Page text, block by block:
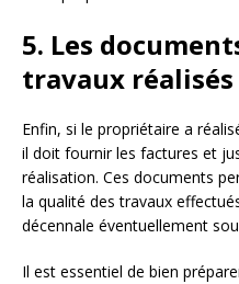
5. Les
travaux réalisés
Enfin, si le propriétaire a
il doit fournir les factures et
réalisation. Ces documents
la qualité des travaux
décennale éventuellement
Il est essentiel de bien